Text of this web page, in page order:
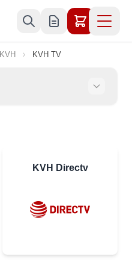
KVH KVH TV
KVH Directv